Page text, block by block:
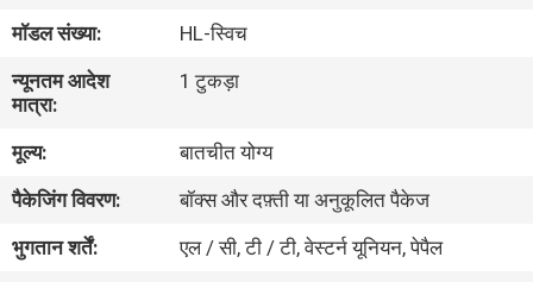
कारखाने
का
गुणवत्ता
नियंत्रण
मॉडल संख्या:
HL-स्विच
न्यूनतम आदेश
मात्रा:
1 टुकड़ा
मूल्य:
बातचीत योग्य
पैकेजिंग विवरण:
बॉक्स और दफ़्ती या अनुकूलित पैकेज
भुगतान शर्तें:
एल / सी, टी / टी, वेस्टर्न यूनियन, पेपैल